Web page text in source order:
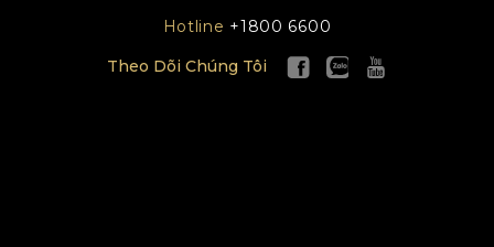
Hotline +1800 6600
Theo Dõi Chúng Tôi